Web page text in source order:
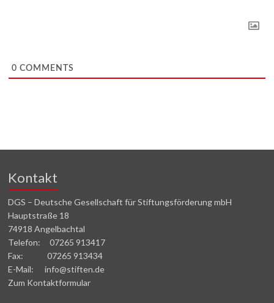
0 COMMENTS
Kontakt
DGS – Deutsche Gesellschaft für Stiftungsförderung mbH
Hauptstraße 18
74918 Angelbachtal
Telefon: 07265 913417
Fax: 07265 913434
E-Mail: info@stiften.de
Zum Kontaktformular